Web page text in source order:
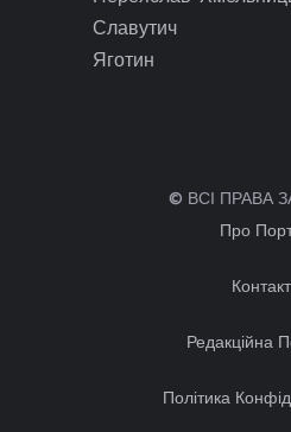
Славутич
Яготин
© ВСІ ПРАВА
Про
Редакційна
Політика